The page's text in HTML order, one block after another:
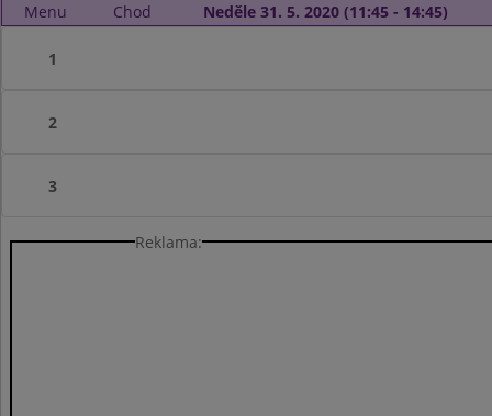
Menu Chod Neděle 31. 5. 2020 (11:45 - 14:45)
1
2
3
Reklama: